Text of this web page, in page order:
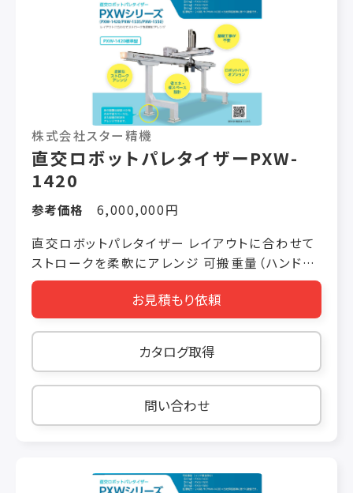
株式会社スター精機
直交ロボットパレタイザーPXW-
1420
参考価格
6,000,000円
直交ロボットパレタイザー レイアウトに合わせて
ストロークを柔軟にアレンジ 可搬重量（ハンド重
量含む）20kg 処理能力 240ｹｰｽ/h （可搬重量
20kg実稼働）＊当社評価基準に基づく数値です。
床の設置は脚部４カ所のみで省スペース化。床の
基礎工事が不要。 脚部の形状をアレンジできま
お見積もり依頼
カタログ取得
問い合わせ